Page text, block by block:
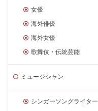
女優
海外俳優
海外女優
歌舞伎・伝統芸能
ミュージシャン
シンガーソングライター